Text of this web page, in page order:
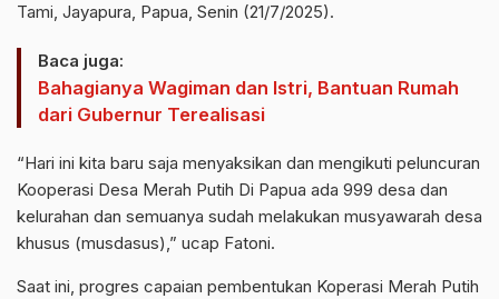
Tami, Jayapura, Papua, Senin (21/7/2025).
Baca juga:
Bahagianya Wagiman dan Istri, Bantuan Rumah
dari Gubernur Terealisasi
“Hari ini kita baru saja menyaksikan dan mengikuti peluncuran
Kooperasi Desa Merah Putih Di Papua ada 999 desa dan
kelurahan dan semuanya sudah melakukan musyawarah desa
khusus (musdasus),” ucap Fatoni.
Saat ini, progres capaian pembentukan Koperasi Merah Putih